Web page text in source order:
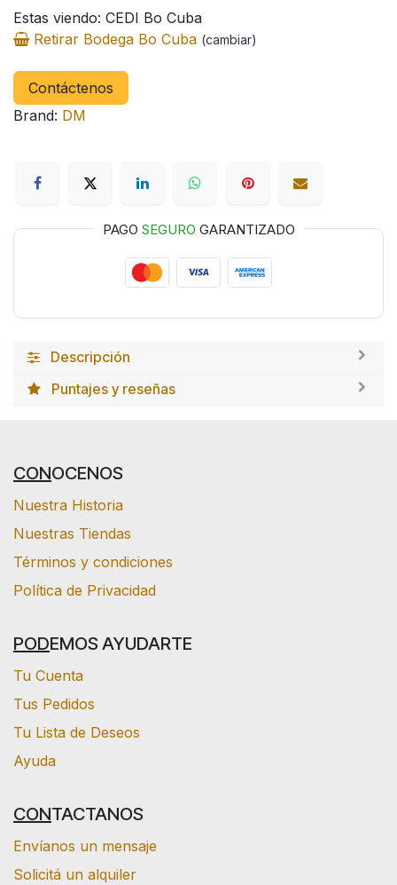
Estas viendo: CEDI Bo Cuba
Retirar Bodega Bo Cuba (cambiar)
Contáctenos
Brand: DM
PAGO SEGURO GARANTIZADO
Descripción
Puntajes y reseñas
CONOCENOS
Nuestra Historia
Nuestras Tiendas
Términos y condiciones
Política de Privacidad
PODEMOS AYUDARTE
Tu Cuenta
Tus Pedidos
Tu Lista de Deseos
Ayuda
CONTACTANOS
Envíanos un mensaje
Solicitá un alquiler